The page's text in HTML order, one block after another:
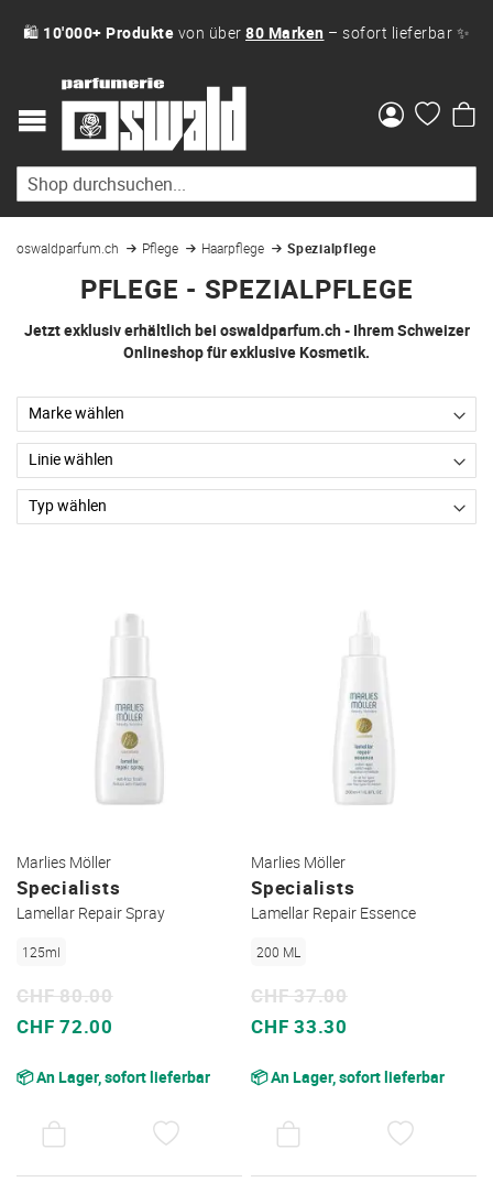
🛍 10'000+ Produkte von über 80 Marken – sofort lieferbar ✨
oswaldparfum.ch Pflege Haarpflege Spezialpflege
PFLEGE - SPEZIALPFLEGE
Jetzt exklusiv erhältlich bei oswaldparfum.ch - Ihrem Schweizer
Onlineshop für exklusive Kosmetik.
Marlies Möller
Specialists
Lamellar Repair Spray
125ml
Sonderpreis
CHF 72.00
CHF 80.00
📦 An Lager, sofort lieferbar
Marlies Möller
Specialists
Lamellar Repair Essence
200 ML
Sonderpreis
CHF 33.30
CHF 37.00
📦 An Lager, sofort lieferbar